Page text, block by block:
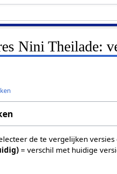
Nini Theilade:
de te vergelijken versies
= verschil met huidige